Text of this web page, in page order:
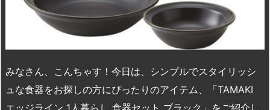
みなさん、こんちゃす！今日は、シンプルでスタイリッシ
ュな食器をお探しの方にぴったりのアイテム、「TAMAKI
エッジライン 1人暮らし 食器セット ブラック」をご紹介し